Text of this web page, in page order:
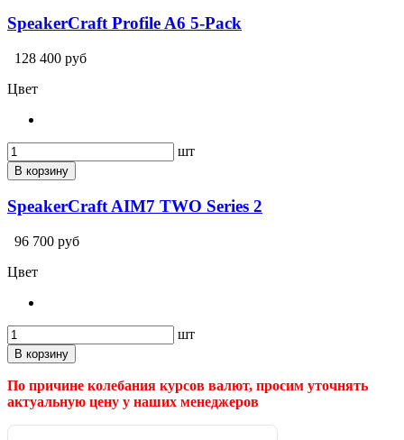
SpeakerCraft Profile A6 5-Pack
128 400 руб
Цвет
шт
В корзину
SpeakerCraft AIM7 TWO Series 2
96 700 руб
Цвет
шт
В корзину
По причине колебания курсов валют, просим уточнять
актуальную цену у наших менеджеров